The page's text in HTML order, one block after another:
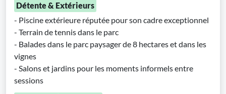
Détente & Extérieurs
- Piscine extérieure réputée pour son cadre exceptionnel
- Terrain de tennis dans le parc
- Balades dans le parc paysager de 8 hectares et dans les
vignes
- Salons et jardins pour les moments informels entre
sessions